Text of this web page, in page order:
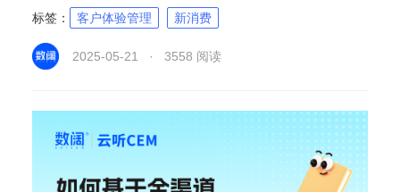
标签： 客户体验管理 新消费
2025-05-21 · 3558 阅读